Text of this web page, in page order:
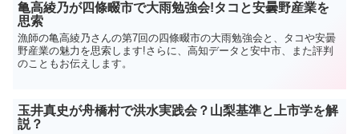
亀高綾乃が四條畷市で大雨勉強会!タコと安曇野産業を
思索
漁師の亀高綾乃さんの第7回の四條畷市の大雨勉強会と、タコや安曇
野産業の魅力を思索します!さらに、高知データと安中市、また評判
のこともお伝えします。
玉井真史が舟橋村で洪水実践会？山梨基準と上市学を解
説？